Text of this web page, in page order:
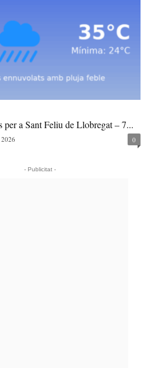
a Sant Feliu de Llobregat – 7...
0
- Publicitat -